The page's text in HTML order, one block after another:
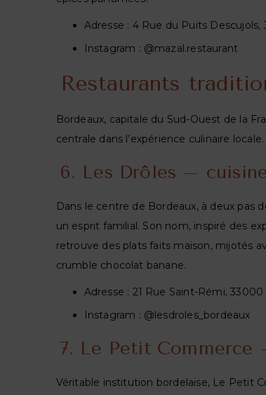
Adresse : 4 Rue du Puits
Instagram : @mazal.restaurant
Restaurants
Bordeaux, capitale du Sud-Ouest de la
centrale dans l’expérience culinaire locale.
6. Les Drôles –
Dans le centre de Bordeaux, à deux pas
un esprit familial. Son nom, inspiré des
retrouve des plats faits maison, mijotés
crumble chocolat banane.
Adresse : 21 Rue Saint-Rémi,
Instagram : @lesdroles_bordeaux
7. Le Petit
Véritable institution bordelaise, Le Petit